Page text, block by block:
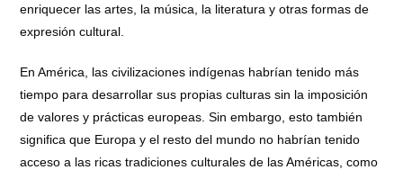
enriquecer las artes, la música, la literatura y otras formas de
expresión cultural.
En América, las civilizaciones indígenas habrían tenido más
tiempo para desarrollar sus propias culturas sin la imposición
de valores y prácticas europeas. Sin embargo, esto también
significa que Europa y el resto del mundo no habrían tenido
acceso a las ricas tradiciones culturales de las Américas, como